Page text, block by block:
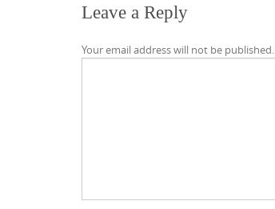
a
i
n
Leave a Reply
Your email address will not be published.